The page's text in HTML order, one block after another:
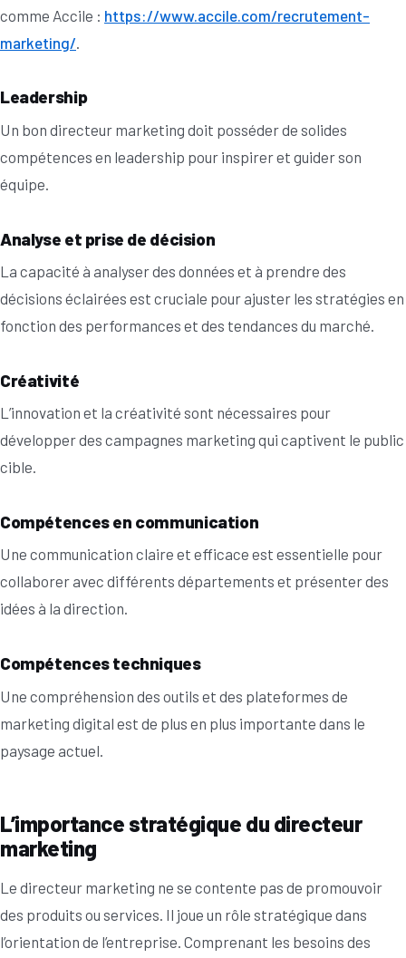
comme Accile : https://www.accile.com/recrutement-
marketing/
Leadership
Un bon directeur marketing doit posséder de solides
compétences en leadership pour inspirer et guider son
équipe.
Analyse et prise de décision
La capacité à analyser des données et à prendre des
décisions éclairées est cruciale pour ajuster les stratégies en
fonction des performances et des tendances du marché.
Créativité
L’innovation et la créativité sont nécessaires pour
développer des campagnes marketing qui captivent le public
cible.
Compétences en communication
Une communication claire et efficace est essentielle pour
collaborer avec différents départements et présenter des
idées à la direction.
Compétences techniques
Une compréhension des outils et des plateformes de
marketing digital est de plus en plus importante dans le
paysage actuel.
L’importance stratégique du directeur
marketing
Le directeur marketing ne se contente pas de promouvoir
des produits ou services. Il joue un rôle stratégique dans
l’orientation de l’entreprise. Comprenant les besoins des